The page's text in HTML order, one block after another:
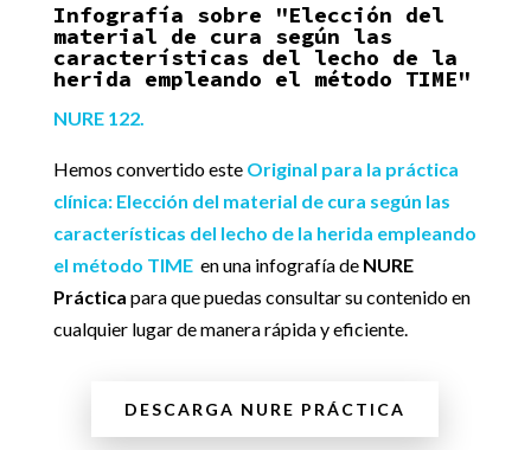
Infografía sobre "Elección del
material de cura según las
características del lecho de la
herida empleando el método TIME"
NURE 122.
Hemos convertido este Original para la práctica
clínica: Elección del material de cura según las
características del lecho de la herida empleando
el método TIME en una infografía de NURE
Práctica para que puedas consultar su contenido en
cualquier lugar de manera rápida y eficiente.
DESCARGA NURE PRÁCTICA